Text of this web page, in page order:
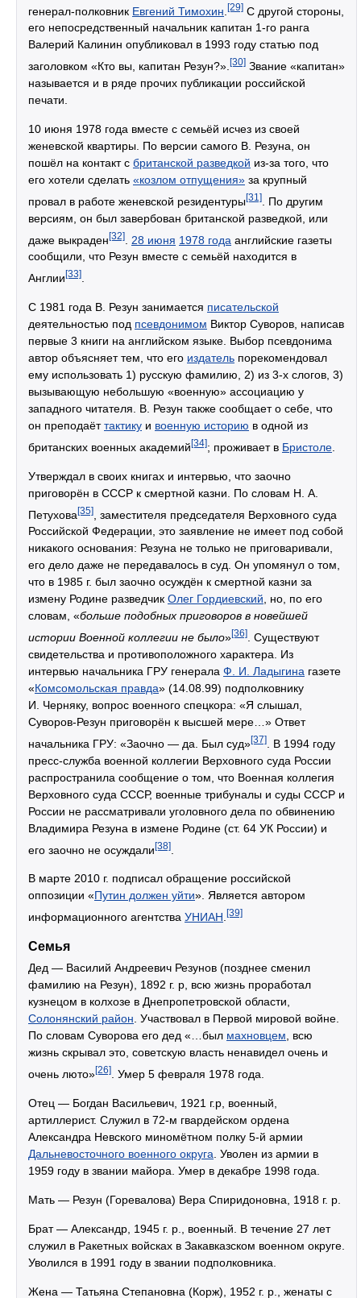
генерал-полковник Евгений Тимохин [29] С другой стороны,
его непосредственный начальник капитан 1-го ранга
Валерий Калинин опубликовал в 1993 году статью под
заголовком «Кто вы, капитан Резун?». [30] Звание «капитан»
называется и в ряде прочих публикации российской
печати.
10 июня 1978 года вместе с семьёй исчез из своей
женевской квартиры. По версии самого В. Резуна, он
пошёл на контакт с британской разведкой из-за того, что
его хотели сделать «козлом отпущения» за крупный
провал в работе женевской резидентуры[31]
. По другим
версиям, он был завербован британской разведкой, или
даже выкраден[32] 28 июня 1978 года английские газеты
сообщили, что Резун вместе с семьёй находится в
Англии [33]
С 1981 года В. Резун занимается писательской
деятельностью под псевдонимом Виктор Суворов, написав
первые 3 книги на английском языке. Выбор псевдонима
автор объясняет тем, что его издатель порекомендовал
ему использовать 1) русскую фамилию, 2) из 3-х слогов, 3)
вызывающую небольшую «военную» ассоциацию у
западного читателя. В. Резун также сообщает о себе, что
он преподаёттактику и военную историю в одной из
британских военных академий [34]; проживает в Бристоле
Утверждал в своих книгах и интервью, что заочно
приговорён в СССР к смертной казни. По словам Н. А.
Петухова[35]
, заместителя председателя Верховного суда
Российской Федерации, это заявление не имеет под собой
никакого основания: Резуна не только не приговаривали,
его дело даже не передавалось в суд. Он упомянул о том,
что в 1985 г. был заочно осуждён к смертной казни за
измену Родине разведчик Олег Гордиевский, но, по его
словам, «больше подобных приговоров в новейшей
истории Военной коллегии не было»[36]
. Существуют
свидетельства и противоположного характера. Из
интервью начальника ГРУ генерала Ф. И. Ладыгина газете
«Комсомольская правда» (14.08.99) подполковнику
И. Черняку, вопрос военного спецкора: «Я слышал,
Суворов-Резун приговорён к высшей мере…» Ответ
начальника ГРУ: «Заочно — да. Был суд»[37]
. В 1994 году
пресс-служба военной коллегии Верховного суда России
распространила сообщение о том, что Военная коллегия
Верховного суда СССР, военные трибуналы и суды СССР и
России не рассматривали уголовного дела по обвинению
Владимира Резуна в измене Родине (ст. 64 УК России) и
его заочно не осуждали[38]
В марте 2010 г. подписал обращение российской
оппозиции «Путин должен уйти». Является автором
информационного агентства УНИАН [39]
Семья
Дед — Василий Андреевич Резунов (позднее сменил
фамилию на Резун), 1892 г. р, всю жизнь проработал
кузнецом в колхозе в Днепропетровской области,
Солонянский район . Участвовал в Первой мировой войне.
По словам Суворова его дед «…был махновцем , всю
жизнь скрывал это, советскую власть ненавидел очень и
очень люто»[26] . Умер 5 февраля 1978 года.
Отец — Богдан Васильевич, 1921 г.р, военный,
артиллерист. Служил в 72-м гвардейском ордена
Александра Невского миномётном полку 5-й армии
Дальневосточного военного округа . Уволен из армии в
1959 году в звании майора. Умер в декабре 1998 года.
Мать — Резун (Горевалова) Вера Спиридоновна, 1918 г. р.
Брат — Александр, 1945 г. р., военный. В течение 27 лет
служил в Ракетных войсках в Закавказском военном округе.
Уволился в 1991 году в звании подполковника.
Жена — Татьяна Степановна (Корж), 1952 г. р., женаты с